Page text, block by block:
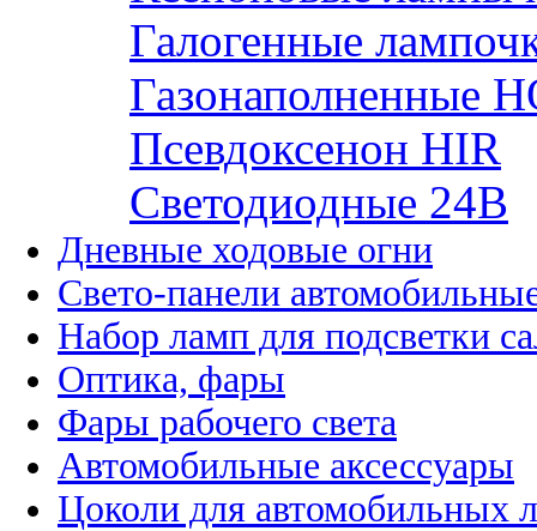
Галогенные
Газонаполненные
Псевдоксенон HIR
Cветодиодные 24B
Дневные ходовые огни
Свето-панели
Набор ламп для подсветки
Оптика, фары
Фары рабочего света
Автомобильные аксессуары
Цоколи для автомобильных